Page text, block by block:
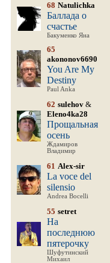
68 Natulichka
Баллада о
счастье
Бакуменко Яна
65
akononov6690
You Are My
Destiny
Paul Anka
62 sulehov &
Eleno4ka28
Прощальная
осень
Ждамиров
Владимир
61 Alex-sir
La voce del
silensio
Andrea Bocelli
55 setret
На
последнюю
пятерочку
Шуфутинский
Михаил